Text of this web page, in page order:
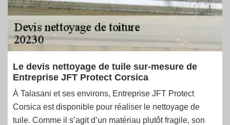
Le devis nettoyage de tuile sur-mesure de
Entreprise JFT Protect Corsica
À Talasani et ses environs, Entreprise JFT Protect
Corsica est disponible pour réaliser le nettoyage de
tuile. Comme il s’agit d’un matériau plutôt fragile, son